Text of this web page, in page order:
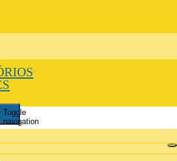
Toggle
navigation